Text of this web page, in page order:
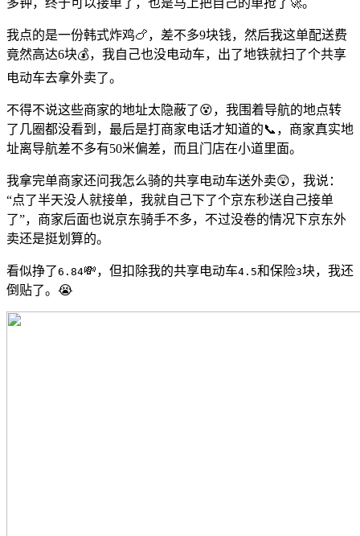
多钟，终于可以接单了，也是马上把自己的单抢了🚀。
我点的是一份韩式炸鸡🍗，差不多9块钱，然后我这单配送费
竟然高达6块💰，我自己也没电动车，出了地铁就扫了个共享
电动车去拿外卖了。
不得不说这些商家的地址太隐蔽了😵，我围着导航的地点转
了几圈都没看到，最后是打商家电话才知道的📞，商家真实地
址离导航差不多有50米偏差，而且门店在小道里面。
我拿完单商家还问我怎么骑的共享电动车送外卖😲，我说：
“点了半天没人就接单，我就自己下了个京东秒送自己接单
了”，商家后面也说京东骑手不多，不过没卷的情况下京东外
卖还是挺划算的。
看似挣了6.84💸，但扣除我的共享电动车4.5和保险3块，我还
倒贴了。😭